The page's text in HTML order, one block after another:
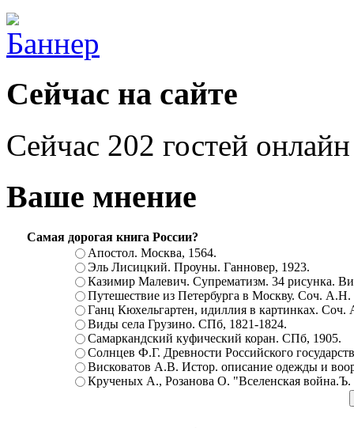
Сейчас на сайте
Сейчас 202 гостей онлайн
Ваше мнение
Самая дорогая книга России?
Апостол. Москва, 1564.
Эль Лисицкий. Проуны. Ганновер, 1923.
Казимир Малевич. Супрематизм. 34 рисунка.
Путешествие из Петербурга в Москву. Соч.
Ганц Кюхельгартен, идиллия в картинках.
Виды села Грузино. СПб, 1821-1824.
Самаркандский куфический коран. СПб, 1905.
Солнцев Ф.Г. Древности Российского
Висковатов А.В. Истор. описание одежды и
Крученых А., Розанова О. "Вселенская